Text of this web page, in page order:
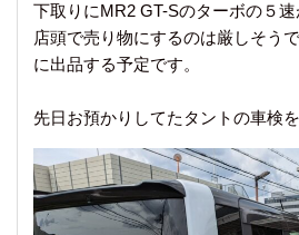
下取りにMR2 GT-Sのターボの５
店頭で売り物にするのは厳しそう
に出品する予定です。
先日お預かりしてたタントの車検